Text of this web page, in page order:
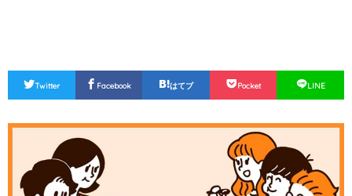
Twitter Facebook はてブ Pocket LINE